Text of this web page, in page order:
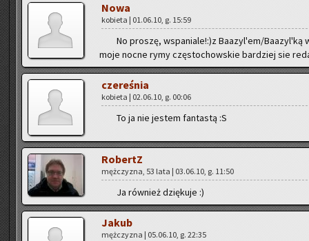
Nowa
ko­bie­ta | 01.06.10, g. 15:59
No pro­szę, wspa­nia­le!:)z Ba­azyl'em/Ba­azyl'ką
moje nocne rymy czę­sto­chow­skie bar­dziej sie
cze­re­śnia
ko­bie­ta | 02.06.10, g. 00:06
To ja nie je­stem fan­ta­stą :S
Ro­bertZ
męż­czy­zna, 53 lata | 03.06.10, g. 11:50
Ja rów­nież dzię­ku­je :)
Jakub
męż­czy­zna | 05.06.10, g. 22:35